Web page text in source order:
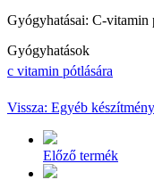
Gyógyhatásai: C-vitamin
Gyógyhatások
c vitamin pótlására
Vissza: Egyéb
Előző termék